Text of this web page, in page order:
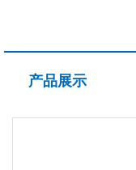
产品展示